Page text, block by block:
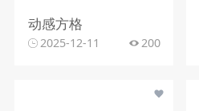
动感方格
2025-12-11 200